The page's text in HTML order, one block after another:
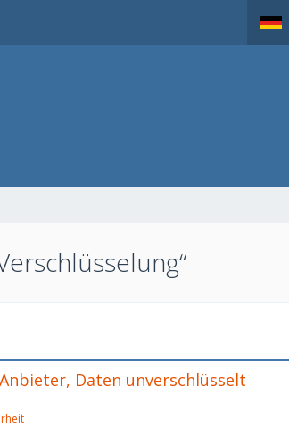
Daten unverschlüsselt